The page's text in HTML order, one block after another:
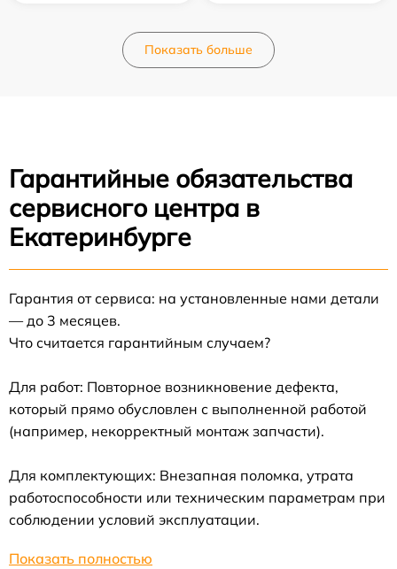
Показать больше
Гарантийные обязательства
сервисного центра в
Екатеринбурге
Гарантия от сервиса: на установленные нами детали
— до 3 месяцев.
Что считается гарантийным случаем?
Для работ: Повторное возникновение дефекта,
который прямо обусловлен с выполненной работой
(например, некорректный монтаж запчасти).
Для комплектующих: Внезапная поломка, утрата
работоспособности или техническим параметрам при
соблюдении условий эксплуатации.
Показать полностью